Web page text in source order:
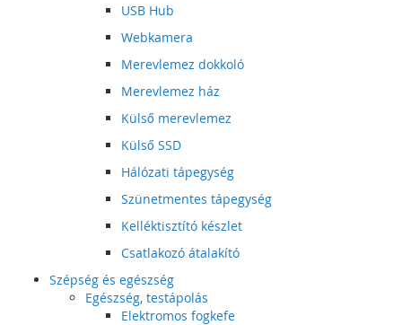
USB Hub
Webkamera
Merevlemez dokkoló
Merevlemez ház
Külső merevlemez
Külső SSD
Hálózati tápegység
Szünetmentes tápegység
Kelléktisztító készlet
Csatlakozó átalakító
Szépség és egészség
Egészség, testápolás
Elektromos fogkefe